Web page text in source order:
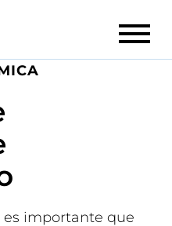
es importante que